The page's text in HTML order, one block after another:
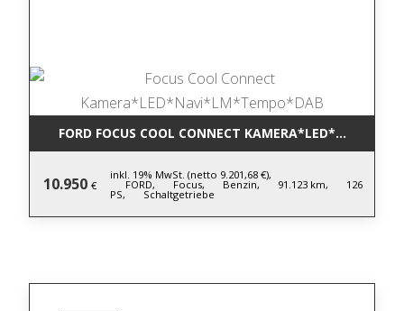
FORD FOCUS COOL CONNECT
10.950 €
inkl. 19% MwSt. (netto 9.201,68 €),
FORD, Focus, Benzin, 91.123 km, 126
PS, Schaltgetriebe